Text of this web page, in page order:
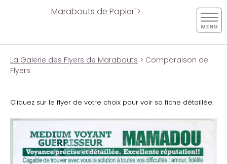
Marabouts de Papier">
La Galerie des Flyers de Marabouts > Comparaison de
Flyers
Cliquez sur le flyer de votre choix pour voir sa fiche détaillée.